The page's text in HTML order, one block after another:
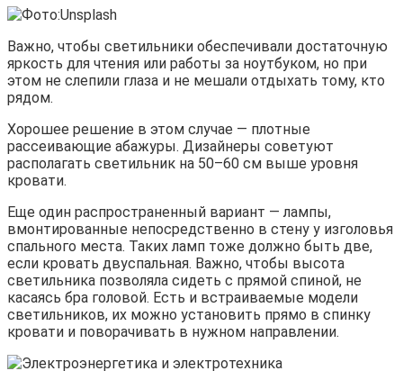
Важно, чтобы светильники обеспечивали достаточную
яркость для чтения или работы за ноутбуком, но при
этом не слепили глаза и не мешали отдыхать тому, кто
рядом.
Хорошее решение в этом случае — плотные
рассеивающие абажуры. Дизайнеры советуют
располагать светильник на 50–60 см выше уровня
кровати.
Еще один распространенный вариант — лампы,
вмонтированные непосредственно в стену у изголовья
спального места. Таких ламп тоже должно быть две,
если кровать двуспальная. Важно, чтобы высота
светильника позволяла сидеть с прямой спиной, не
касаясь бра головой. Есть и встраиваемые модели
светильников, их можно установить прямо в спинку
кровати и поворачивать в нужном направлении.